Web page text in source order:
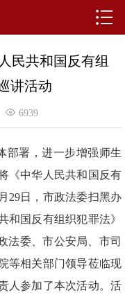
民共和国反有组
讲活动
6939
署，进一步增强师生
《中华人民共和国反有
29日，市政法委扫黑办
和国反有组织犯罪法》
法委、市公安局、市司
等相关部门领导莅临现
人参加了本次活动。活